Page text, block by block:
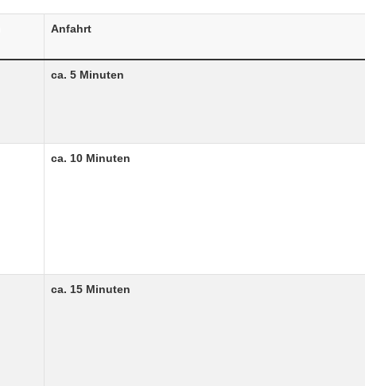
Anfahrt
ca. 5 Minuten
ca. 10 Minuten
ca. 15 Minuten